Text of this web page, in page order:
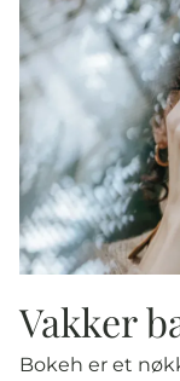
Vakker
Bokeh er et